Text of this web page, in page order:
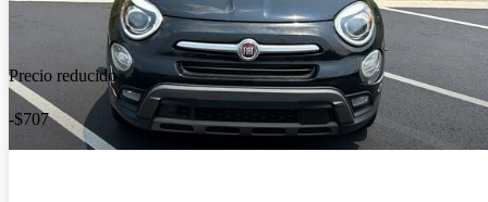
Precio reducido
-$707